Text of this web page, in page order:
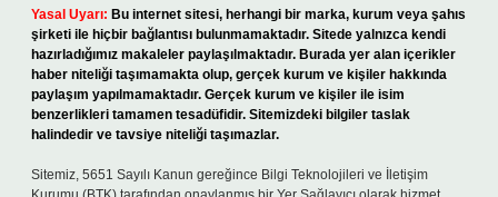
Yasal Uyarı: Bu internet sitesi, herhangi bir marka, kurum veya şahıs
şirketi ile hiçbir bağlantısı bulunmamaktadır. Sitede yalnızca kendi
hazırladığımız makaleler paylaşılmaktadır. Burada yer alan içerikler
haber niteliği taşımamakta olup, gerçek kurum ve kişiler hakkında
paylaşım yapılmamaktadır. Gerçek kurum ve kişiler ile isim
benzerlikleri tamamen tesadüfidir. Sitemizdeki bilgiler taslak
halindedir ve tavsiye niteliği taşımazlar.
Sitemiz, 5651 Sayılı Kanun gereğince Bilgi Teknolojileri ve İletişim